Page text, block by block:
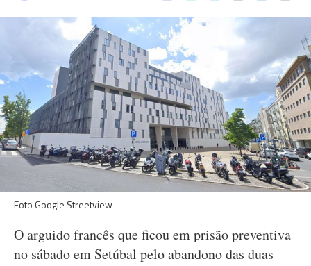
Foto Google Streetview
O arguido francês que ficou em prisão preventiva
no sábado em Setúbal pelo abandono das duas